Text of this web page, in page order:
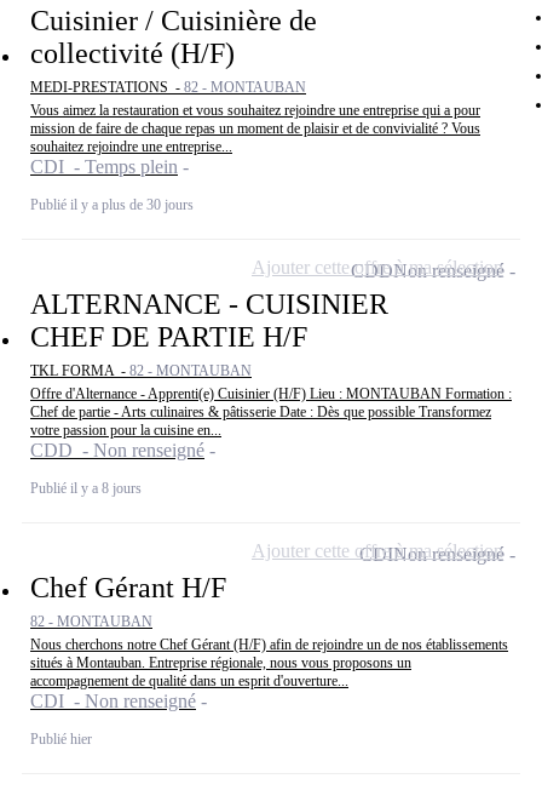
Cuisinier / Cuisinière de
collectivité (H/F)
MEDI-PRESTATIONS - 82 - MONTAUBAN
Vous aimez la restauration et vous souhaitez rejoindre une entreprise qui a pour
mission de faire de chaque repas un moment de plaisir et de convivialité ? Vous
souhaitez rejoindre une entreprise...
CDI - Temps plein
Publié il y a plus de 30 jours
ALTERNANCE - CUISINIER
CHEF DE PARTIE H/F
TKL FORMA - 82 - MONTAUBAN
Offre d'Alternance - Apprenti(e) Cuisinier (H/F) Lieu : MONTAUBAN Formation :
Chef de partie - Arts culinaires & pâtisserie Date : Dès que possible Transformez
votre passion pour la cuisine en...
CDD - Non renseigné
Publié il y a 8 jours
CDDNon renseigné
Ajouter cette offre à ma sélection
Chef Gérant H/F
82 - MONTAUBAN
Nous cherchons notre Chef Gérant (H/F) afin de rejoindre un de nos établissements
situés à Montauban. Entreprise régionale, nous vous proposons un
accompagnement de qualité dans un esprit d'ouverture...
CDI - Non renseigné
Publié hier
CDINon renseigné
Ajouter cette offre à ma sélection